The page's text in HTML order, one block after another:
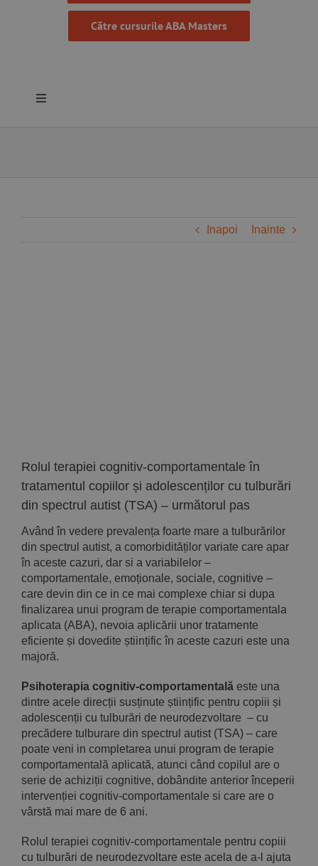
Către cursurile ABA Masters
Toggle
Magazin
Inapoi Inainte
Rolul terapiei cognitiv-comportamentale în
tratamentul copiilor și adolescenților cu tulburări
din spectrul autist (TSA) – următorul pas
Având în vedere prevalența foarte mare a tulburărilor
din spectrul autist, a comorbidităților variate care apar
în aceste cazuri, dar si a variabilelor –
comportamentale, emoționale, sociale, cognitive –
care devin din ce in ce mai complexe chiar si dupa
finalizarea unui program de terapie comportamentala
aplicata (ABA), nevoia aplicării unor tratamente
eficiente și dovedite științific în aceste cazuri este una
majoră.
Psihoterapia cognitiv-comportamentală este una
dintre acele direcții susținute științific pentru copiii și
adolescenții cu tulburări de neurodezvoltare – cu
precădere tulburare din spectrul autist (TSA) – care
poate veni in completarea unui program de terapie
comportamentală aplicată, atunci când copilul are o
serie de achiziții cognitive, dobândite anterior începerii
intervenției cognitiv-comportamentale si care are o
vârstă mai mare de 6 ani.
Rolul terapiei cognitiv-comportamentale pentru copiii
cu tulburări de neurodezvoltare este acela de a-l ajuta